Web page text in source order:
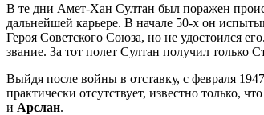
В те дни Амет-Хан Султан был поражен
дальнейшей карьере. В начале 50-х он
Героя Советского Союза, но не удостоился
звание. За тот полет Султан получил только
Выйдя после войны в отставку, с февраля
практически отсутствует, известно только,
и Арслан.